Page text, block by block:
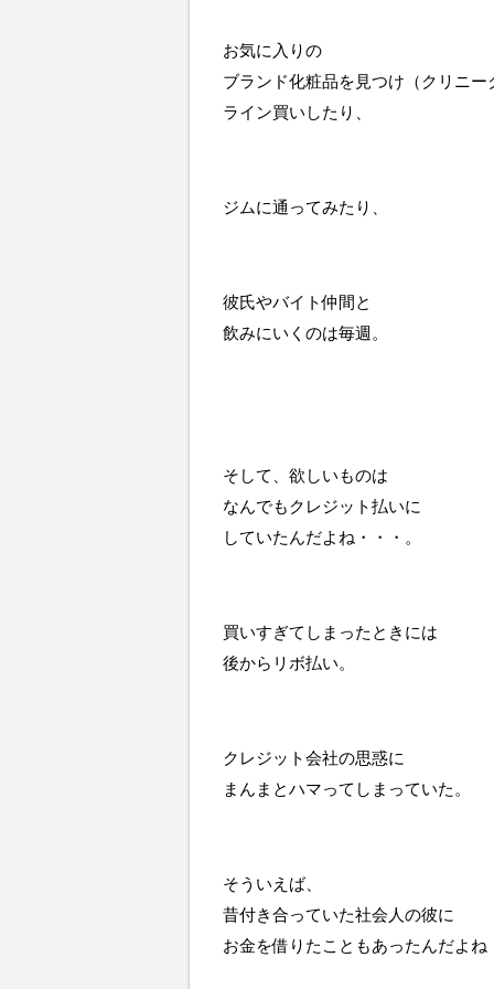
お気に入りの
ブランド化粧品を見つけ（クリニー
ライン買いしたり、
ジムに通ってみたり、
彼氏やバイト仲間と
飲みにいくのは毎週。
そして、欲しいものは
なんでもクレジット払いに
していたんだよね・・・。
買いすぎてしまったときには
後からリボ払い。
クレジット会社の思惑に
まんまとハマってしまっていた。
そういえば、
昔付き合っていた社会人の彼に
お金を借りたこともあったんだよね